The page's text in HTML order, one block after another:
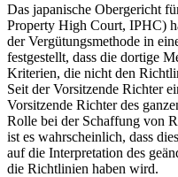
Das japanische Obergericht
Property High Court, IPHC)
der Vergütungsmethode in
festgestellt, dass die dortige
Kriterien, die nicht den
Seit der Vorsitzende Richter
Vorsitzende Richter des
Rolle bei der Schaffung von
ist es wahrscheinlich, dass
auf die Interpretation des
die Richtlinien haben wird.